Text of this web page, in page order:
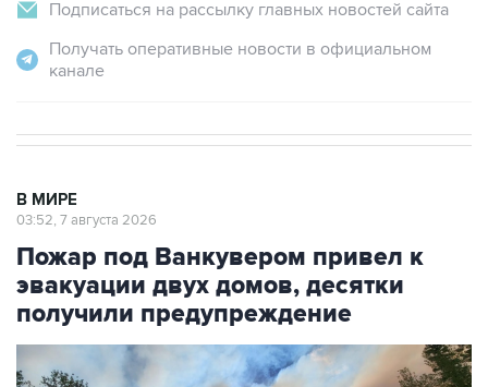
Подписаться на рассылку главных новостей сайта
Получать оперативные новости в официальном
канале
В МИРЕ
03:52, 7 августа 2026
Пожар под Ванкувером привел к
эвакуации двух домов, десятки
получили предупреждение